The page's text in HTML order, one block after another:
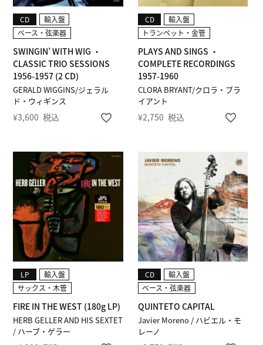
GERALD WIGGINS/ジェラル
ド・ウィギンス
SWINGIN’ WITH WIG ・
CLASSIC TRIO SESSIONS
1956-1957 (2 CD)
CD
輸入盤
ベース・弦楽器
¥3,600 税込
CLORA BRYANT/クロラ・ブラ
イアント
PLAYS AND SINGS ・
COMPLETE RECORDINGS
1957-1960
CD
輸入盤
トランペット・金管
¥2,750 税込
HERB GELLER AND HIS SEXTET
/ ハーブ・ゲラー
FIRE IN THE WEST (180g LP)
LP
輸入盤
サックス・木管
Javier Moreno / ハビエル・モ
レーノ
QUINTETO CAPITAL
CD
輸入盤
ベース・弦楽器